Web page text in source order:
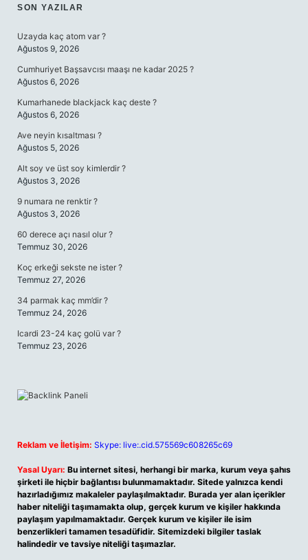
SIDEBAR
SON YAZILAR
Uzayda kaç atom var ?
Ağustos 9, 2026
Cumhuriyet Başsavcısı maaşı ne kadar 2025 ?
Ağustos 6, 2026
Kumarhanede blackjack kaç deste ?
Ağustos 6, 2026
Ave neyin kısaltması ?
Ağustos 5, 2026
Alt soy ve üst soy kimlerdir ?
Ağustos 3, 2026
9 numara ne renktir ?
Ağustos 3, 2026
60 derece açı nasıl olur ?
Temmuz 30, 2026
Koç erkeği sekste ne ister ?
Temmuz 27, 2026
34 parmak kaç mm’dir ?
Temmuz 24, 2026
Icardi 23-24 kaç golü var ?
Temmuz 23, 2026
Reklam ve İletişim: Skype: live:.cid.575569c608265c69
Yasal Uyarı: Bu internet sitesi, herhangi bir marka, kurum veya şahıs
şirketi ile hiçbir bağlantısı bulunmamaktadır. Sitede yalnızca kendi
hazırladığımız makaleler paylaşılmaktadır. Burada yer alan içerikler
haber niteliği taşımamakta olup, gerçek kurum ve kişiler hakkında
paylaşım yapılmamaktadır. Gerçek kurum ve kişiler ile isim
benzerlikleri tamamen tesadüfidir. Sitemizdeki bilgiler taslak
halindedir ve tavsiye niteliği taşımazlar.